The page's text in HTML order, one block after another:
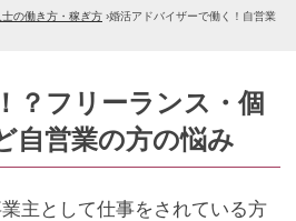
の働き方・稼ぎ方 ›婚活アドバイザーで働く！自営業
？フリーランス・個
自営業の方の悩み
主として仕事をされている方